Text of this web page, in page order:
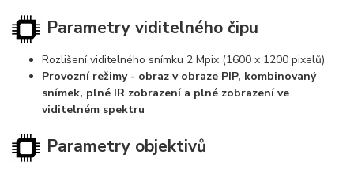
Parametry viditelného čipu
Rozlišení viditelného snímku 2 Mpix (1600 x 1200 pixelů)
Provozní režimy - obraz v obraze PIP, kombinovaný
snímek, plné IR zobrazení a plné zobrazení ve
viditelném spektru
Parametry objektivů